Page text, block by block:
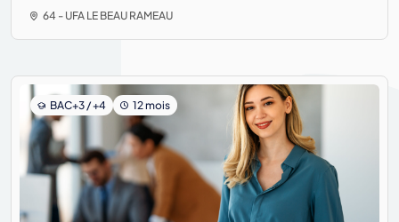
64 - UFA LE BEAU RAMEAU
BAC+3 / +4 12 mois